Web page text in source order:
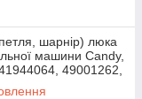
шарнір) люка
машини Candy,
49001262,